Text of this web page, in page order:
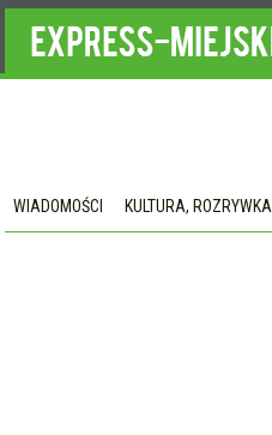
WIADOMOŚCI KULTURA, ROZRYWKA